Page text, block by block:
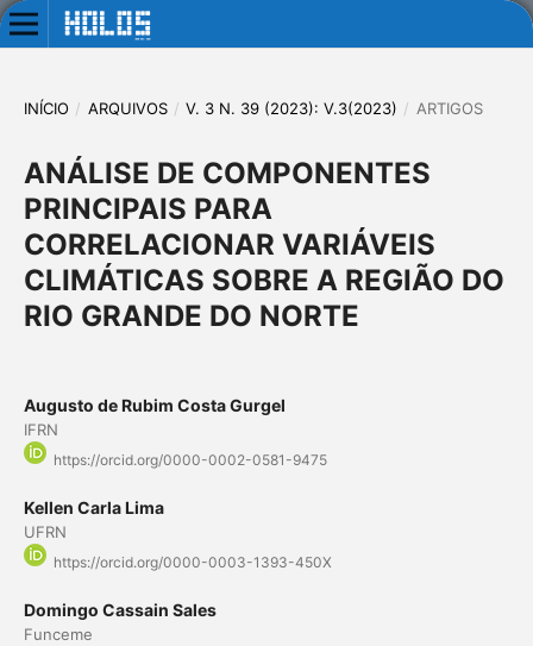
INÍCIO / ARQUIVOS / V. 3 N. 39 (2023): V.3(2023) / ARTIGOS
ANÁLISE DE COMPONENTES
PRINCIPAIS PARA
CORRELACIONAR VARIÁVEIS
CLIMÁTICAS SOBRE A REGIÃO DO
RIO GRANDE DO NORTE
Augusto de Rubim Costa Gurgel
IFRN
https://orcid.org/0000-0002-0581-9475
Kellen Carla Lima
UFRN
https://orcid.org/0000-0003-1393-450X
Domingo Cassain Sales
Funceme